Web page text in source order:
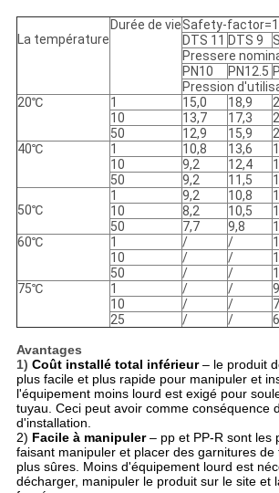
La température
Durée de vieSafety-
DTS 11 DTS 9
Pressere
PN10
PN12.5
Pression
20℃
1 15,0 18,9
10
13,7 17,3
50
12,9 15,9
40℃
1 10,8 13,6
10
9,2 12,4
50
9,2 11,5
50℃
1 9,2 10,8
10
8,2 10,5
50
7,7 9,8
60℃
1 / /
10
/ /
50
/ /
75℃
1 / /
10
/ /
25
/ /
Avantages
1) Coût installé total inférieur– le produit
plus facile et plus rapide pour manipuler et
l'équipement moins lourd est exigé pour
tuyau. Ceci peut avoir comme conséquence
d'installation.
2) Facile à manipuler– pp et PP-R sont les
faisant manipuler et placer des garnitures de
plus sûres. Moins d'équipement lourd est
décharger, manipuler le produit sur le site et